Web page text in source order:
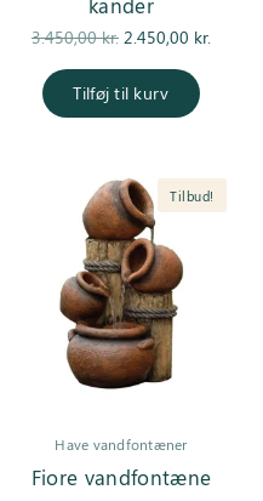
3.450,00kr.
Den
oprindelige
pris var:
3.450,00 kr..
2.450,00 kr.
Tilføj til kurv
Tilbud!
Have vandfontæner
Fiore vandfontæne